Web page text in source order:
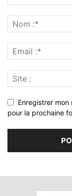
Enregistrer
pour la prochaine